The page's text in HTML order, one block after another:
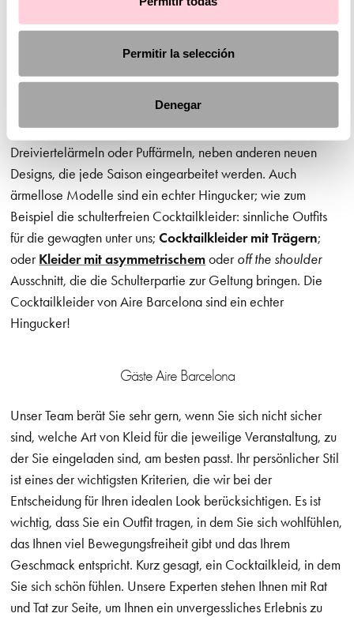
Permitir la selección
Denegar
Auch die Ärmel sind ein echtes Highlight: Sie geben dem
Abend- und Cocktailkleider mit den unterschiedlichsten
Cocktailkleider mit langen Ärmeln
Ärmeln, mit Spitzenärmeln oder mit transparentem Stoff, mit
Dreiviertelärmeln oder Puffärmeln, neben anderen neuen
Designs, die jede Saison eingearbeitet werden. Auch
ärmellose Modelle sind ein echter Hingucker; wie zum
Beispiel die schulterfreien Cocktailkleider: sinnliche Outfits
für die gewagten unter uns;Cocktailkleider mit Trägern;
oderKleider mit asymmetrischemoderoff the shoulder
Ausschnitt, die die Schulterpartie zur Geltung bringen. Die
Cocktailkleider von Aire Barcelona sind ein echter
Hingucker!
Gäste Aire Barcelona
Unser Team berät Sie sehr gern, wenn Sie sich nicht sicher
sind, welche Art von Kleid für die jeweilige Veranstaltung, zu
der Sie eingeladen sind, am besten passt. Ihr persönlicher Stil
ist eines der wichtigsten Kriterien, die wir bei der
Entscheidung für Ihren idealen Look berücksichtigen. Es ist
wichtig, dass Sie ein Outfit tragen, in dem Sie sich wohlfühlen,
das Ihnen viel Bewegungsfreiheit gibt und das Ihrem
Geschmack entspricht. Kurz gesagt, ein Cocktailkleid, in dem
Sie sich schön fühlen. Unsere Experten stehen Ihnen mit Rat
und Tat zur Seite, um Ihnen ein unvergessliches Erlebnis zu